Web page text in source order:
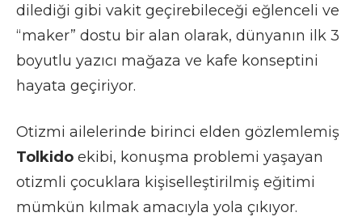
dilediği gibi vakit geçirebileceği eğlenceli ve
“maker” dostu bir alan olarak, dünyanın ilk 3
boyutlu yazıcı mağaza ve kafe konseptini
hayata geçiriyor.
Otizmi ailelerinde birinci elden gözlemlemiş
Tolkido ekibi, konuşma problemi yaşayan
otizmli çocuklara kişiselleştirilmiş eğitimi
mümkün kılmak amacıyla yola çıkıyor.